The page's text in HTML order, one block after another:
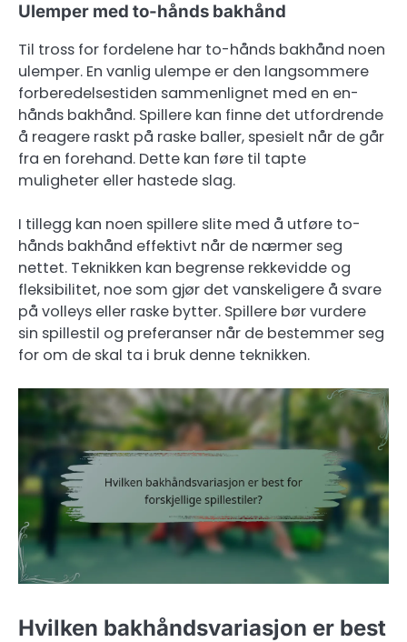
Ulemper med to-hånds bakhånd
Til tross for fordelene har to-hånds bakhånd noen
ulemper. En vanlig ulempe er den langsommere
forberedelsestiden sammenlignet med en en-
hånds bakhånd. Spillere kan finne det utfordrende
å reagere raskt på raske baller, spesielt når de går
fra en forehand. Dette kan føre til tapte
muligheter eller hastede slag.
I tillegg kan noen spillere slite med å utføre to-
hånds bakhånd effektivt når de nærmer seg
nettet. Teknikken kan begrense rekkevidde og
fleksibilitet, noe som gjør det vanskeligere å svare
på volleys eller raske bytter. Spillere bør vurdere
sin spillestil og preferanser når de bestemmer seg
for om de skal ta i bruk denne teknikken.
Hvilken bakhåndsvariasjon er best